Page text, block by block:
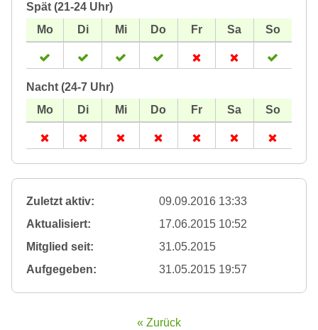
Spät (21-24 Uhr)
Nacht (24-7 Uhr)
Zuletzt aktiv:
09.09.2016 13:33
Aktualisiert:
17.06.2015 10:52
Mitglied seit:
31.05.2015
Aufgegeben:
31.05.2015 19:57
« Zurück